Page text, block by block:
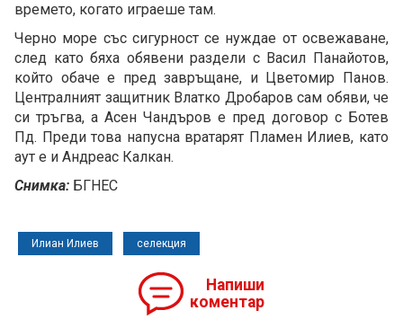
времето, когато играеше там.
Черно море със сигурност се нуждае от освежаване,
след като бяха обявени раздели с Васил Панайотов,
който обаче е пред завръщане, и Цветомир Панов.
Централният защитник Влатко Дробаров сам обяви, че
си тръгва, а Асен Чандъров е пред договор с Ботев
Пд. Преди това напусна вратарят Пламен Илиев, като
аут е и Андреас Калкан.
Снимка: БГНЕС
Илиан Илиев селекция
Напиши
коментар